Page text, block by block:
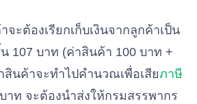
ะต้องเรียกเก็บเงินจากลูกค้าเป็น
107 บาท (ค่าสินค้า 100 บาท +
สินค้าจะทำไปคำนวณเพื่อเสียภาษี
าท จะต้องนำส่งให้กรมสรรพากร